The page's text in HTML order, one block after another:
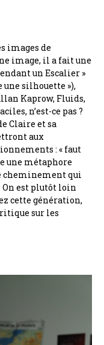
images de
image, il a fait une
un Escalier »
une silhouette »),
Kaprow, Fluids,
n’est-ce pas ?
Claire et sa
aux
: « faut
une métaphore
cheminement qui
On est plutôt loin
cette génération,
sur les